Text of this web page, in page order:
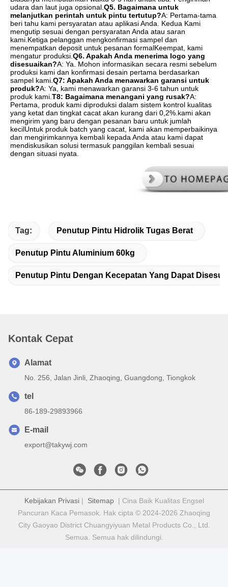
udara dan laut juga opsional. Q5. Bagaimana untuk
melanjutkan perintah untuk pintu tertutup?A: Pertama-tama
beri tahu kami persyaratan atau aplikasi Anda. Kedua Kami
mengutip sesuai dengan persyaratan Anda atau saran
kami.Ketiga pelanggan mengkonfirmasi sampel dan
menempatkan deposit untuk pesanan formalKeempat, kami
mengatur produksi. Q6. Apakah Anda menerima logo yang
disesuaikan?A: Ya. Mohon informasikan secara resmi sebelum
produksi kami dan konfirmasi desain pertama berdasarkan
sampel kami. Q7: Apakah Anda menawarkan garansi untuk
produk?A: Ya, kami menawarkan garansi 3-6 tahun untuk
produk kami. T8: Bagaimana menangani yang rusak?A:
Pertama, produk kami diproduksi dalam sistem kontrol kualitas
yang ketat dan tingkat cacat akan kurang dari 0,2%.kami akan
mengirim yang baru dengan pesanan baru untuk jumlah
kecilUntuk produk batch yang cacat, kami akan memperbaikinya
dan mengirimkannya kembali kepada Anda atau kami dapat
mendiskusikan solusi termasuk panggilan kembali sesuai
dengan situasi nyata.
Tag: Penutup Pintu Hidrolik Tugas Berat
Penutup Pintu Aluminium 60kg
Penutup Pintu Dengan Kecepatan Yang Dapat
Kontak Cepat
Alamat
No. 256, Jalan Jinli, Zhaoqing, Guangdong, Tiongkok
tel
86-189-29893966
E-mail
export@takywj.com
Kebijakan Privasi| Sitemap| Cina Baik Kualitas Engsel
Pancuran Kaca Pemasok. Hak cipta © 2024-2026 Zhaoqing
City Gaoyao District Chuangyiyuan Metal Products Co., Ltd.
Semua. Semua hak dilindungi.